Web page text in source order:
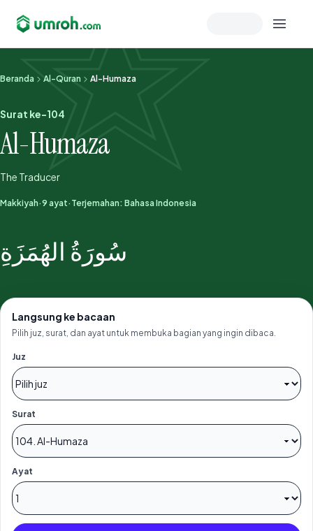
Memeriksa sesi akun
Beranda Al-Quran Al-Humaza
Surat ke-104
Al-Humaza
The Traducer
Makkiyah·9 ayat· Terjemahan: Bahasa Indonesia
سُورَةُ الهُمَزَةِ
Langsung ke bacaan
Pilih juz, surat, dan ayat untuk membuka bagian yang ingin dibaca.
Juz
Surat
Ayat